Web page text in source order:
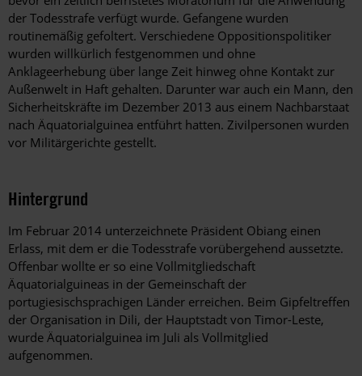
der Todesstrafe verfügt wurde. Gefangene wurden
routinemäßig gefoltert. Verschiedene Oppositionspolitiker
wurden willkürlich festgenommen und ohne
Anklageerhebung über lange Zeit hinweg ohne Kontakt zur
Außenwelt in Haft gehalten. Darunter war auch ein Mann, den
Sicherheitskräfte im Dezember 2013 aus einem Nachbarstaat
nach Äquatorialguinea entführt hatten. Zivilpersonen wurden
vor Militärgerichte gestellt.
Hintergrund
Im Februar 2014 unterzeichnete Präsident Obiang einen
Erlass, mit dem er die Todesstrafe vorübergehend aussetzte.
Offenbar wollte er so eine Vollmitgliedschaft
Äquatorialguineas in der Gemeinschaft der
portugiesischsprachigen Länder erreichen. Beim Gipfeltreffen
der Organisation in Dili, der Hauptstadt von Timor-Leste,
wurde Äquatorialguinea im Juli als Vollmitglied
aufgenommen.